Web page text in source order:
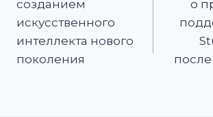
созданием
искусственного
интеллекта нового
поколения
о
после